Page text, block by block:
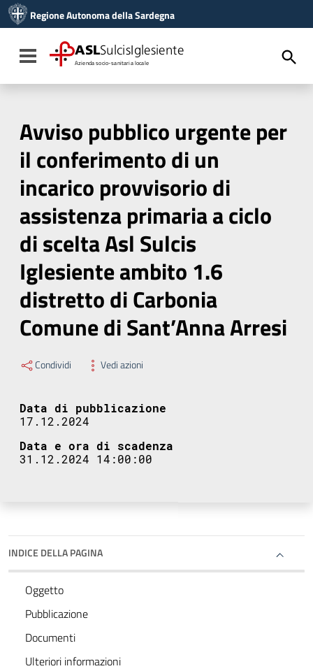
Vai al menu di navigazione
Vai al footer
Regione Autonoma della Sardegna
Toggle navigation
ASLSulcisIglesiente
Azienda socio-sanitaria locale
Avviso pubblico urgente per
il conferimento di un
incarico provvisorio di
assistenza primaria a ciclo
di scelta Asl Sulcis
Iglesiente ambito 1.6
distretto di Carbonia
Comune di Sant’Anna Arresi
Condividi Vedi azioni
Data di pubblicazione
17.12.2024
Data e ora di scadenza
31.12.2024 14:00:00
INDICE DELLA PAGINA
Oggetto
Pubblicazione
Documenti
Ulteriori informazioni